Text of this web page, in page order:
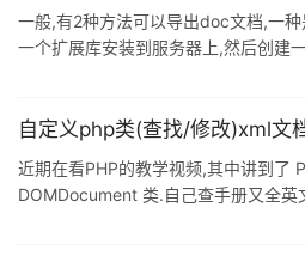
但是这些扩展一般需要收费.第2种方
档内容直接写
一般,有2种方法可以导出doc文档,一
一个扩展库安装到服务器上,然后创建
下,在执行代码的时候,服务器会真的去
这些扩展一般需要收费. 第2种方法,就
容直接写入一
自定义php类(查找/修改)xml文
近期在看PHP的教学视频,其中讲到了
DOMDocument 类.自己查手册又全英